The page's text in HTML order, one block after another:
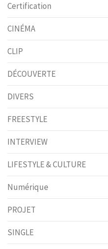
Certification
CINÉMA
CLIP
DÉCOUVERTE
DIVERS
FREESTYLE
INTERVIEW
LIFESTYLE & CULTURE
Numérique
PROJET
SINGLE